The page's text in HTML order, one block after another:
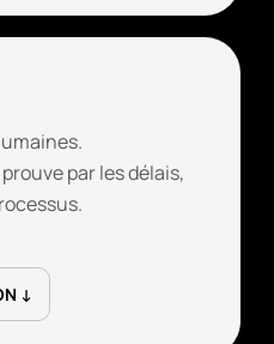
par les délais,
↓